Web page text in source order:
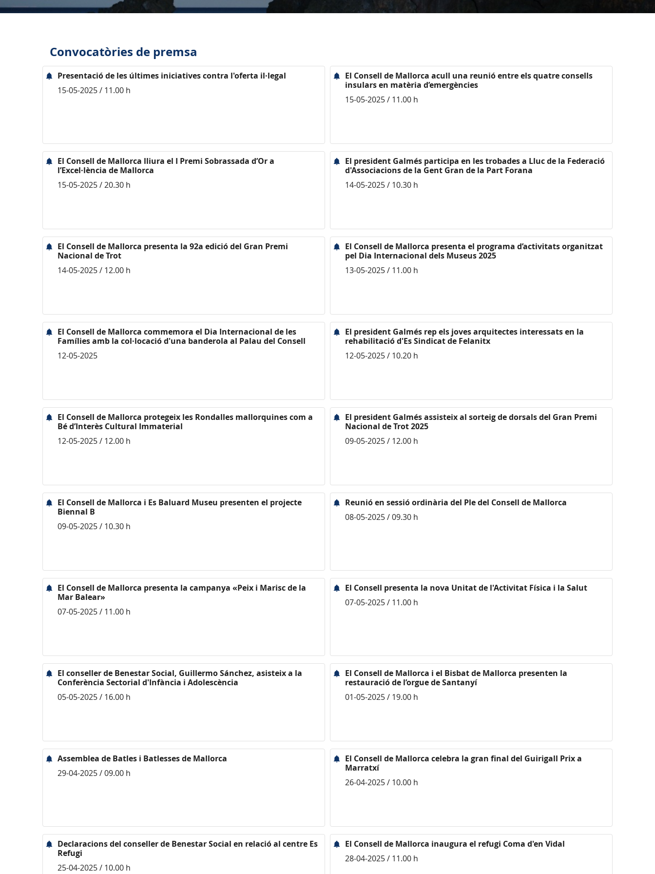
Convocatòries de premsa
Presentació de les últimes iniciatives contra l'oferta il·legal
15-05-2025 / 11.00 h
El Consell de Mallorca acull una reunió entre els quatre consells
insulars en matèria d’emergències
15-05-2025 / 11.00 h
El Consell de Mallorca lliura el I Premi Sobrassada d’Or a
l’Excel·lència de Mallorca
15-05-2025 / 20.30 h
El president Galmés participa en les trobades a Lluc de la Federació
d'Associacions de la Gent Gran de la Part Forana
14-05-2025 / 10.30 h
El Consell de Mallorca presenta la 92a edició del Gran Premi
Nacional de Trot
14-05-2025 / 12.00 h
El Consell de Mallorca presenta el programa d’activitats organitzat
pel Dia Internacional dels Museus 2025
13-05-2025 / 11.00 h
El Consell de Mallorca commemora el Dia Internacional de les
Famílies amb la col·locació d'una banderola al Palau del Consell
12-05-2025
El president Galmés rep els joves arquitectes interessats en la
rehabilitació d'Es Sindicat de Felanitx
12-05-2025 / 10.20 h
El Consell de Mallorca protegeix les Rondalles mallorquines com a
Bé d’Interès Cultural Immaterial
12-05-2025 / 12.00 h
El president Galmés assisteix al sorteig de dorsals del Gran Premi
Nacional de Trot 2025
09-05-2025 / 12.00 h
El Consell de Mallorca i Es Baluard Museu presenten el projecte
Biennal B
09-05-2025 / 10.30 h
Reunió en sessió ordinària del Ple del Consell de Mallorca
08-05-2025 / 09.30 h
El Consell de Mallorca presenta la campanya «Peix i Marisc de la
Mar Balear»
07-05-2025 / 11.00 h
El Consell presenta la nova Unitat de l'Activitat Física i la Salut
07-05-2025 / 11.00 h
El conseller de Benestar Social, Guillermo Sánchez, asisteix a la
Conferència Sectorial d'Infància i Adolescència
05-05-2025 / 16.00 h
El Consell de Mallorca i el Bisbat de Mallorca presenten la
restauració de l’orgue de Santanyí
01-05-2025 / 19.00 h
Assemblea de Batles i Batlesses de Mallorca
29-04-2025 / 09.00 h
El Consell de Mallorca celebra la gran final del Guirigall Prix a
Marratxí
26-04-2025 / 10.00 h
Declaracions del conseller de Benestar Social en relació al centre Es
Refugi
25-04-2025 / 10.00 h
El Consell de Mallorca inaugura el refugi Coma d'en Vidal
28-04-2025 / 11.00 h